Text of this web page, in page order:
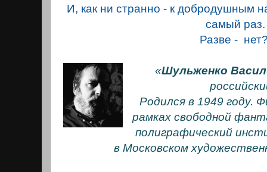
И, как ни странно - к добродушным
самый раз.
Разве -
«Шульженко
Родился в 1949 году.
рамках свободной
полиграфический
в Московском